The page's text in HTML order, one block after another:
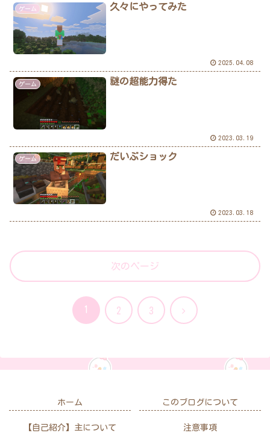
ゲーム 久々にやってみた
2025.04.08
ゲーム 謎の超能力得た
2023.03.19
ゲーム だいぶショック
2023.03.18
次のページ
1 2 3 次
ホーム このブログについて
【自己紹介】主について 注意事項